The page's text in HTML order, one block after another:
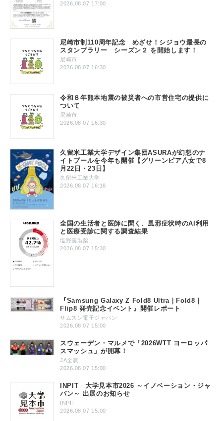
2026.08.07 17:00
尼崎市制110周年記念 めざせ！シジョウ最長の
スタンプラリー シーズン２ を開始します！
尼崎市
2026.08.07 16:30
令和８年熊本地震の被災者への市営住宅の提供に
ついて
尼崎市
2026.08.07 16:30
久留米工業大学デザイン集団ASURAが幻想のナ
イトプールを今年も開催【グリーンピア八女で8
月22日・23日】
久留米工業大学
2026.08.07 16:18
全国の生活者と医師に聞く、風邪症状時のAI利用
と医療受診に関する調査結果
塩野義製薬
2026.08.07 15:30
『Samsung Galaxy Z Fold8 Ultra｜Fold8｜
Flip8 発売記念イベント』開催レポート
サムスン電子ジャパン
2026.08.07 15:00
スウェーデン・マルメで「2026WTT ヨーロッパ
スマッシュ」が開幕！
JA全農
2026.08.07 15:00
INPIT 大学見本市2026 ～イノベーション・ジャ
パン～ 出展のお知らせ
INPIT
2026.08.07 15:00